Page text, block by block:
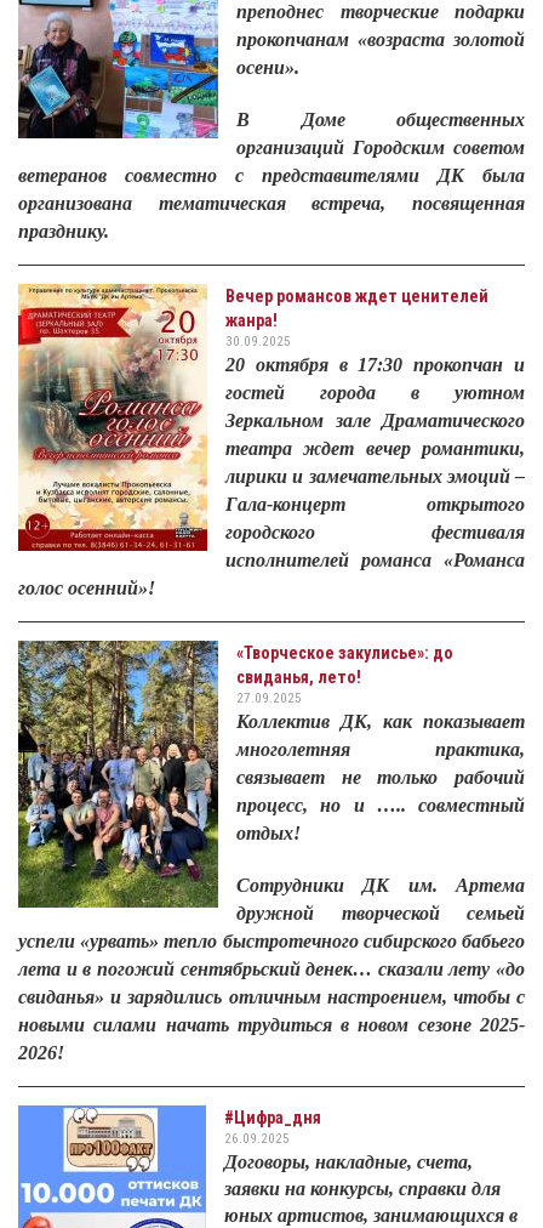
преподнес творческие подарки
прокопчанам «возраста золотой
осени».
В Доме общественных
организаций Городским советом
ветеранов совместно с представителями ДК была
организована тематическая встреча, посвященная
празднику.
Вечер романсов ждет ценителей
жанра!
30.09.2025
20 октября в 17:30 прокопчан и
гостей города в уютном
Зеркальном зале Драматического
театра ждет вечер романтики,
лирики и замечательных эмоций –
Гала-концерт открытого
городского фестиваля
исполнителей романса «Романса
голос осенний»!
«Творческое закулисье»: до
свиданья, лето!
27.09.2025
Коллектив ДК, как показывает
многолетняя практика,
связывает не только рабочий
процесс, но и ….. совместный
отдых!
Сотрудники ДК им. Артема
дружной творческой семьей
успели «урвать» тепло быстротечного сибирского бабьего
лета и в погожий сентябрьский денек… сказали лету «до
свиданья» и зарядились отличным настроением, чтобы с
новыми силами начать трудиться в новом сезоне 2025-
2026!
#Цифра_дня
26.09.2025
Договоры, накладные, счета,
заявки на конкурсы, справки для
юных артистов, занимающихся в